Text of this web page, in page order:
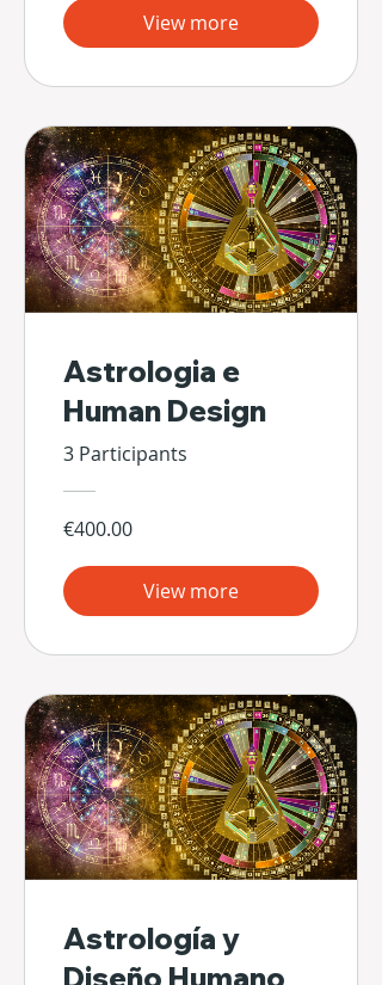
View more
Astrologia e
Human Design
3 Participants
€400.00
View more
Astrología y
Diseño Humano